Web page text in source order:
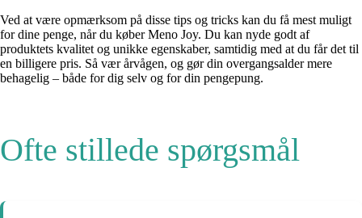
Ved at være opmærksom på disse tips og tricks kan du få mest muligt
for dine penge, når du køber Meno Joy. Du kan nyde godt af
produktets kvalitet og unikke egenskaber, samtidig med at du får det til
en billigere pris. Så vær årvågen, og gør din overgangsalder mere
behagelig – både for dig selv og for din pengepung.
Ofte stillede spørgsmål